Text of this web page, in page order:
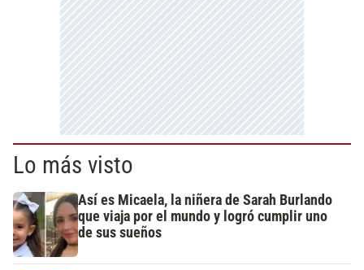
Lo más visto
Así es Micaela, la niñera de Sarah Burlando
que viaja por el mundo y logró cumplir uno
de sus sueños